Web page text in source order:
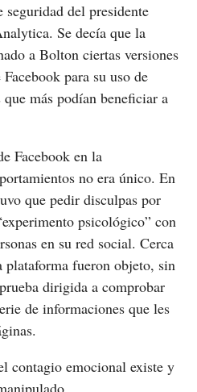
seguridad del presidente
Se decía que la
a Bolton ciertas versiones
para su uso de
más podían beneficiar a
Facebook en la
no era único. En
que pedir disculpas por
psicológico” con
en su red social. Cerca
plataforma fueron objeto, sin
dirigida a comprobar
de informaciones que les
contagio emocional existe y